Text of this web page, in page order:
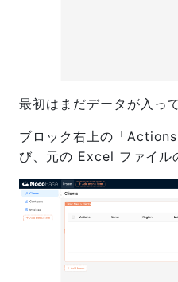
最初はまだデータが入っ
ブロック右上の「
び、元の Excel ファイル